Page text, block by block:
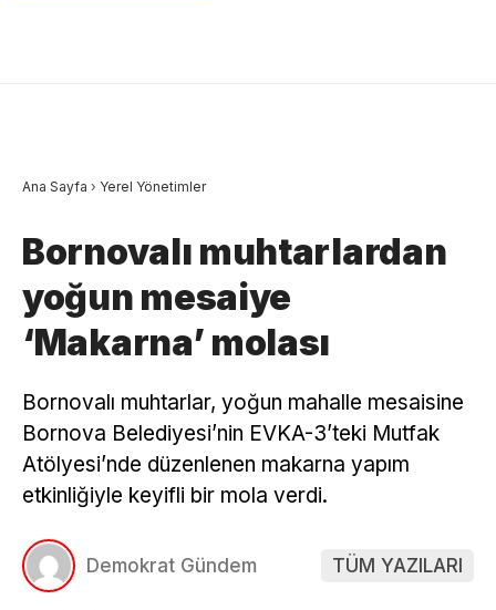
Ana Sayfa › Yerel Yönetimler
Bornovalı muhtarlardan
yoğun mesaiye
‘Makarna’ molası
Bornovalı muhtarlar, yoğun mahalle mesaisine
Bornova Belediyesi’nin EVKA-3’teki Mutfak
Atölyesi’nde düzenlenen makarna yapım
etkinliğiyle keyifli bir mola verdi.
Demokrat Gündem TÜM YAZILARI